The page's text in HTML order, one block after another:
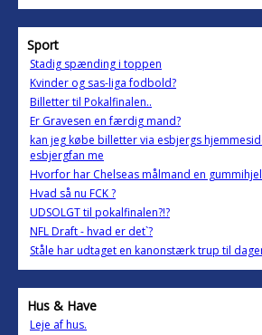
Sport
Stadig spænding i toppen
Kvinder og sas-liga fodbold?
Billetter til Pokalfinalen..
Er Gravesen en færdig mand?
kan jeg købe billetter via esbjergs
esbjergfan me
Hvorfor har Chelseas målmand en
Hvad så nu FCK ?
UDSOLGT til pokalfinalen?!?
NFL Draft - hvad er det`?
Ståle har udtaget en kanonstærk trup til
Hus & Have
Leje af hus.